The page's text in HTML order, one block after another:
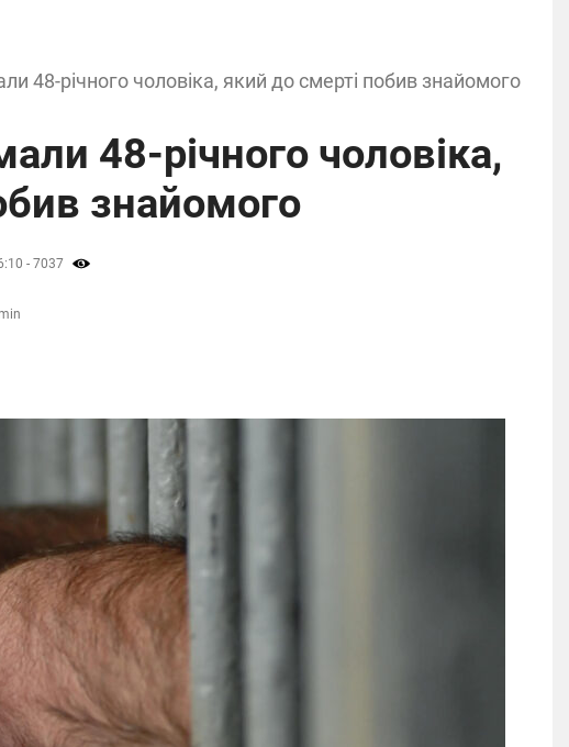
48-річного чоловіка, який до смерті побив знайомого
48-річного чоловіка,
знайомого
- 7037